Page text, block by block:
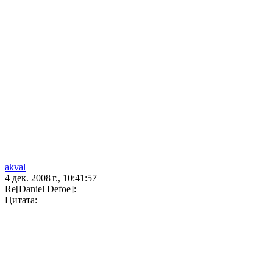
akval
4 дек. 2008 г., 10:41:57
Re[Daniel Defoe]:
Цитата: